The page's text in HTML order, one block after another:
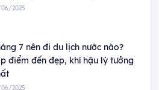
2025
7 nên đi du lịch nước nào?
điểm đến đẹp, khí hậu lý tưởng
2025